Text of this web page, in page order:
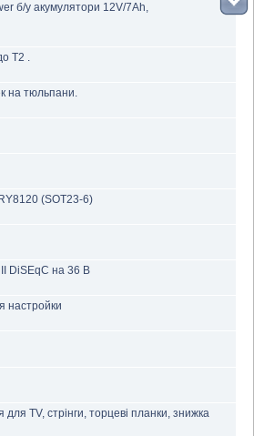
б/у акумулятори 12V/7Ah,
Т2 .
на тюльпани.
(SOT23-6)
DiSEqC на 36 В
настройки
для TV, стрінги, торцеві планки, знижка